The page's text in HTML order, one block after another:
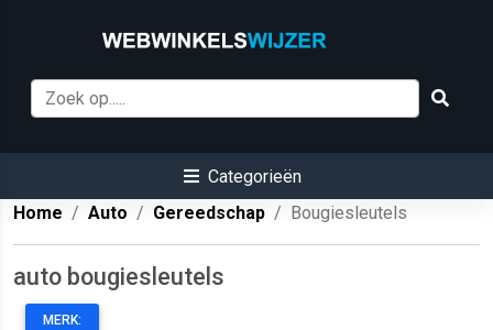
Categorieën
Home
Auto Gereedschap Bougiesleutels
auto bougiesleutels
MERK: